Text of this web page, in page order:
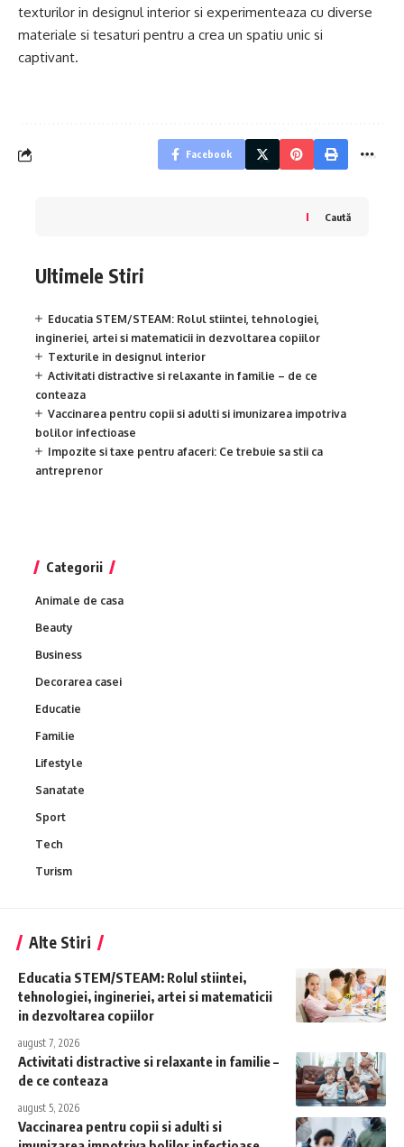
texturilor in designul interior si experimenteaza cu diverse
materiale si tesaturi pentru a crea un spatiu unic si
captivant.
Facebook
Caută
Ultimele Stiri
Educatia STEM/STEAM: Rolul stiintei, tehnologiei,
ingineriei, artei si matematicii in dezvoltarea copiilor
Texturile in designul interior
Activitati distractive si relaxante in familie – de ce
conteaza
Vaccinarea pentru copii si adulti si imunizarea impotriva
bolilor infectioase
Impozite si taxe pentru afaceri: Ce trebuie sa stii ca
antreprenor
Categorii
Animale de casa
Beauty
Business
Decorarea casei
Educatie
Familie
Lifestyle
Sanatate
Sport
Tech
Turism
Alte Stiri
Educatia STEM/STEAM: Rolul stiintei,
tehnologiei, ingineriei, artei si matematicii
in dezvoltarea copiilor
august 7, 2026
Activitati distractive si relaxante in familie –
de ce conteaza
august 5, 2026
Vaccinarea pentru copii si adulti si